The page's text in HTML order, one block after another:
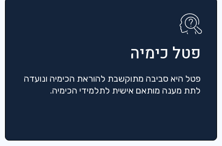
פטל כימיה
פטל היא סביבה מתוקשבת להוראת הכימיה ונועדה
לתת מענה מותאם אישית לתלמידי הכימיה.